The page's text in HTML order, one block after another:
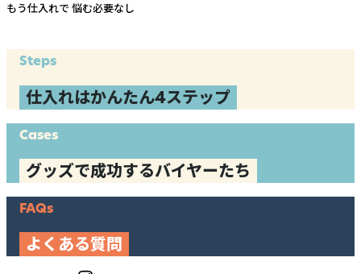
もう仕入れで 悩む必要なし
Steps
仕入れはかんたん4ステップ
Cases
グッズで成功するバイヤーたち
FAQs
よくある質問